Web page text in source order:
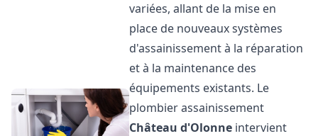
variées, allant de la mise en
place de nouveaux systèmes
d'assainissement à la réparation
et à la maintenance des
équipements existants. Le
plombier assainissement
Château d'Olonne intervient